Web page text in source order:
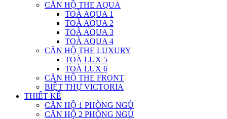
CĂN HỘ THE AQUA
TOÀ AQUA 1
TOÀ AQUA 2
TOÀ AQUA 3
TOÀ AQUA 4
CĂN HỘ THE LUXURY
TOÀ LUX 5
TOÀ LUX 6
CĂN HỘ THE FRONT
BIỆT THỰ VICTORIA
THIẾT KẾ
CĂN HỘ 1 PHÒNG NGỦ
CĂN HỘ 2 PHÒNG NGỦ